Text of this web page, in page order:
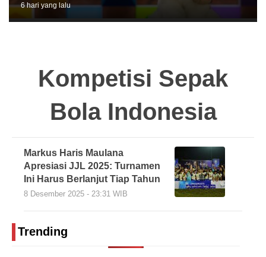
6 hari yang lalu
Kompetisi Sepak
Bola Indonesia
Markus Haris Maulana
Apresiasi JJL 2025: Turnamen
Ini Harus Berlanjut Tiap Tahun
8 Desember 2025 - 23:31 WIB
Trending